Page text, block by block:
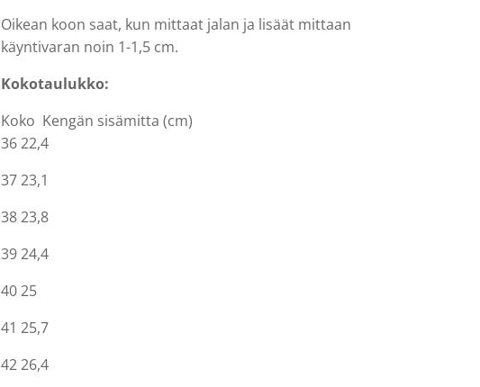
Oikean koon saat, kun mittaat jalan ja lisäät mittaan
käyntivaran noin 1-1,5 cm.
Kokotaulukko:
Koko Kengän sisämitta (cm)
36 22,4
37 23,1
38 23,8
39 24,4
40 25
41 25,7
42 26,4